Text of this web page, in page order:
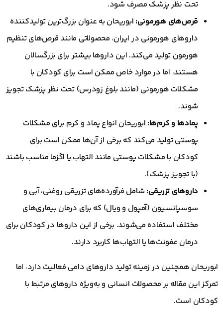
تحت نظر پزشک مصرف شود.
قرص‌های هورمونی: ابوریحان به عنوان بزرگ‌ترین تولیدکننده
داروهای هورمونی در ایران، محصولاتی مانند قرص‌های تنظیم
هورمون تولید می‌کند. این داروها بیشتر برای بزرگسالان
هستند، اما در موارد خاص ممکن است برای کودکان با
مشکلات هورمونی (مانند بلوغ زودرس) تحت نظر پزشک تجویز
شوند.
پمادها و کرم‌ها: ابوریحان انواع پماد و کرم برای مشکلات
پوستی تولید می‌کند که برخی از آن‌ها ممکن است برای
کودکان با مشکلات پوستی مانند التهاب یا اگزما مناسب باشند
(با تجویز پزشک).
داروهای تزریقی: شامل فرآورده‌های تزریقی روغنی، آبی و
سوسپانسیون (آمپول و ویال) که برای درمان بیماری‌های
مختلف استفاده می‌شوند. برخی از این داروها در کودکان برای
درمان عفونت‌ها یا التهاب‌ها کاربرد دارند.
ابوریحان همچنین در زمینه تولید داروهای دامی فعالیت دارد، اما
تمرکز این مقاله بر محصولات انسانی و به‌ویژه داروهای مرتبط با
کودکان است.